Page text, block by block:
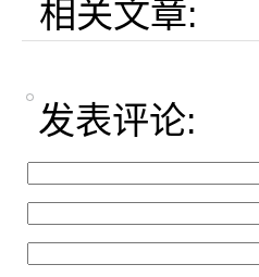
相关文章:
发表评论: